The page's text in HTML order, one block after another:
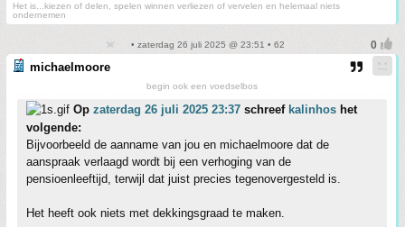
Het is...kiezen of delen, spelen winnen verliezen of vervelen en helemaal niets
ondernemen
• zaterdag 26 juli 2025 @ 23:51 • 62
michaelmoore
begin ook een voedselbos
Op zaterdag 26 juli 2025 23:37 schreef kalinhos het
volgende:
Bijvoorbeeld de aanname van jou en michaelmoore dat de
aanspraak verlaagd wordt bij een verhoging van de
pensioenleeftijd, terwijl dat juist precies tegenovergesteld is.
Het heeft ook niets met dekkingsgraad te maken.